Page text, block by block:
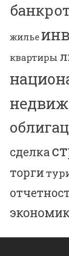
жилье
квартиры
сделка
торги